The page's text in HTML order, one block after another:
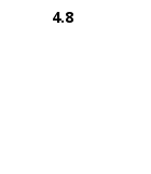
4.8